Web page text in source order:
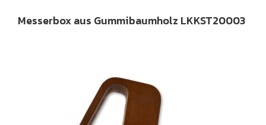
Messerbox aus Gummibaumholz LKKST20003